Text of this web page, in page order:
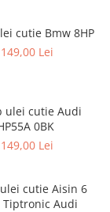
cutie Bmw 8HP
Lei
ulei cutie Audi
0BK
Lei
cutie Aisin 6
Tiptronic Audi